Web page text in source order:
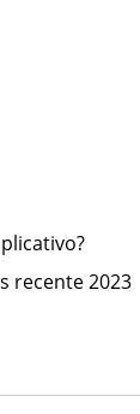
recente 2023